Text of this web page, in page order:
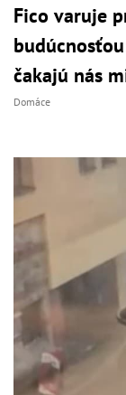
Fico varuje
čakajú nás
Domáce